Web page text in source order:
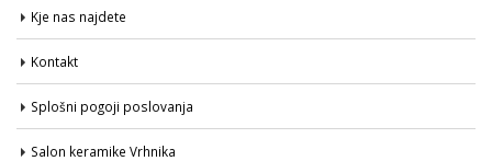
Kje nas najdete
Kontakt
Splošni pogoji poslovanja
Salon keramike Vrhnika